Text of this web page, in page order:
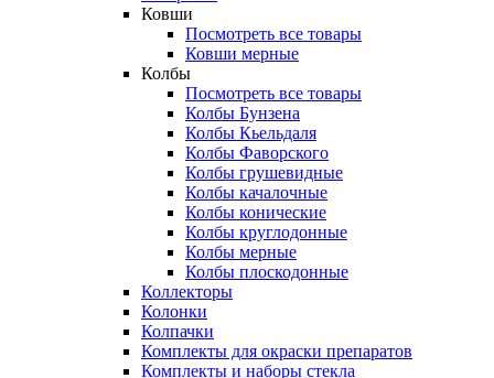
Ковши
Посмотреть все товары
Ковши мерные
Колбы
Посмотреть все товары
Колбы Бунзена
Колбы Кьельдаля
Колбы Фаворского
Колбы грушевидные
Колбы качалочные
Колбы конические
Колбы круглодонные
Колбы мерные
Колбы плоскодонные
Коллекторы
Колонки
Колпачки
Комплекты для окраски препаратов
Комплекты и наборы стекла